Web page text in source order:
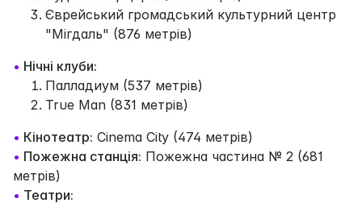
Єврейський громадський культурний центр
"Мігдаль" (876 метрів)
• Нічні клуби:
Палладиум (537 метрів)
True Man (831 метрів)
• Кінотеатр: Cinema City (474 метрів)
• Пожежна станція: Пожежна частина № 2 (681
метрів)
• Театри: